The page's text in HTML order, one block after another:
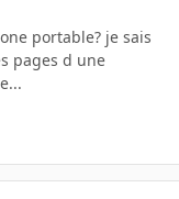
portable? je sais
pages d une